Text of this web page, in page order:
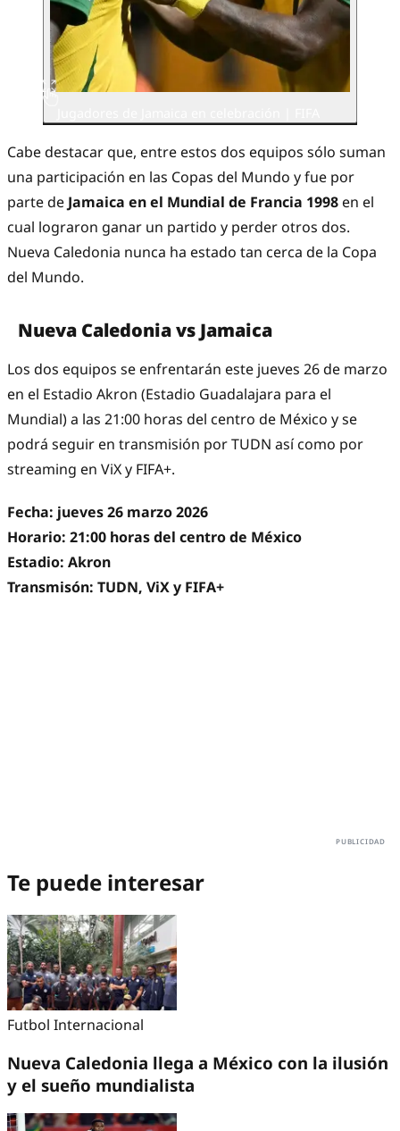
Cabe destacar que, entre estos dos equipos sólo suman
una participación en las Copas del Mundo y fue por
parte de Jamaica en el Mundial de Francia 1998 en el
cual lograron ganar un partido y perder otros dos.
Nueva Caledonia nunca ha estado tan cerca de la Copa
del Mundo.
Nueva Caledonia vs Jamaica
Los dos equipos se enfrentarán este jueves 26 de marzo
en el Estadio Akron (Estadio Guadalajara para el
Mundial) a las 21:00 horas del centro de México y se
podrá seguir en transmisión por TUDN así como por
streaming en ViX y FIFA+.
Fecha: jueves 26 marzo 2026
Horario: 21:00 horas del centro de México
Estadio: Akron
Transmisón: TUDN, ViX y FIFA+
Te puede interesar
Futbol Internacional
Nueva Caledonia llega a México con la ilusión
y el sueño mundialista